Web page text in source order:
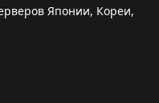
Японии, Кореи,